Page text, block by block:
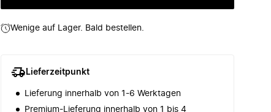
Wenige auf Lager. Bald bestellen.
Lieferzeitpunkt
Lieferung innerhalb von 1-6 Werktagen
Premium-Lieferung innerhalb von 1 bis 4